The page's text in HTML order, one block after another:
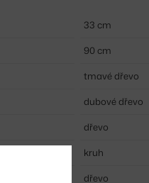
33 cm
90 cm
tmavé dřevo
dubové dřevo
dřevo
kruh
dřevo